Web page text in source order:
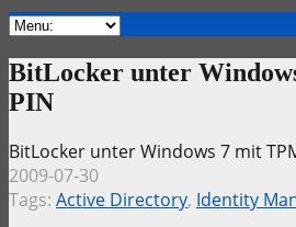
BitLocker unter
PIN
BitLocker unter Windows 7 mit
2009-07-30
Tags: Active Directory, Identity